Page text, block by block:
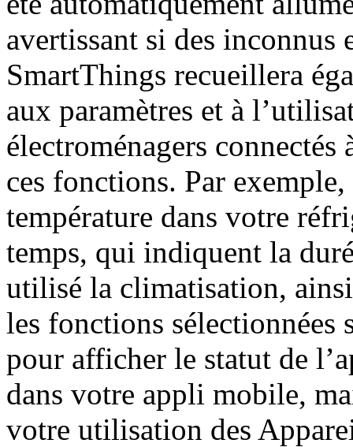
avertissant si des
SmartThings recueillera
aux paramètres et à
électroménagers
ces fonctions. Par
température dans votre
temps, qui indiquent la
utilisé la climatisation,
les fonctions sélectionnées
pour afficher le statut de
dans votre appli mobile,
votre utilisation des